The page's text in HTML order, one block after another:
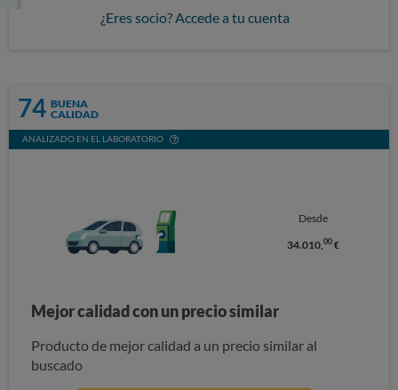
¿Eres socio? Accede a tu cuenta
74 BUENA
CALIDAD
ANALIZADO EN EL LABORATORIO
Desde
34.010, 00€
Mejor calidad con un precio similar
Producto de mejor calidad a un precio similar al
buscado